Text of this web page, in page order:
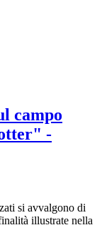
campo
-
si avvalgono di
illustrate nella